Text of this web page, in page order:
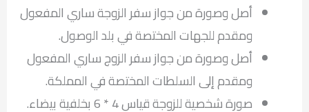
أصل وصورة من جواز سفر الزوجة ساري المفعول
ومقدم للجهات المختصة في بلد الوصول.
أصل وصورة من جواز سفر الزوج ساري المفعول
ومقدم إلى السلطات المختصة في المملكة.
صورة شخصية للزوجة قياس 4 * 6 بخلفية بيضاء.